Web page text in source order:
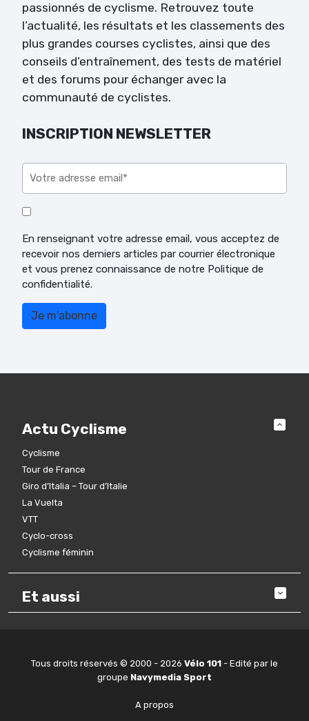
passionnés de cyclisme. Retrouvez toute
l’actualité, les résultats et les classements des
plus grandes courses cyclistes, ainsi que des
conseils d’entraînement, des tests de matériel
et des forums pour échanger avec la
communauté de cyclistes.
INSCRIPTION NEWSLETTER
En renseignant votre adresse email, vous acceptez de
recevoir nos derniers articles par courrier électronique
et vous prenez connaissance de notre Politique de
confidentialité.
Actu Cyclisme
Cyclisme
Tour de France
Giro d’Italia – Tour d’Italie
La Vuelta
VTT
Cyclo-cross
Cyclisme féminin
Et aussi
Tous droits réservés © 2000 - 2026 Vélo 101 - Edité par le
groupe Navymedia Sport
A propos